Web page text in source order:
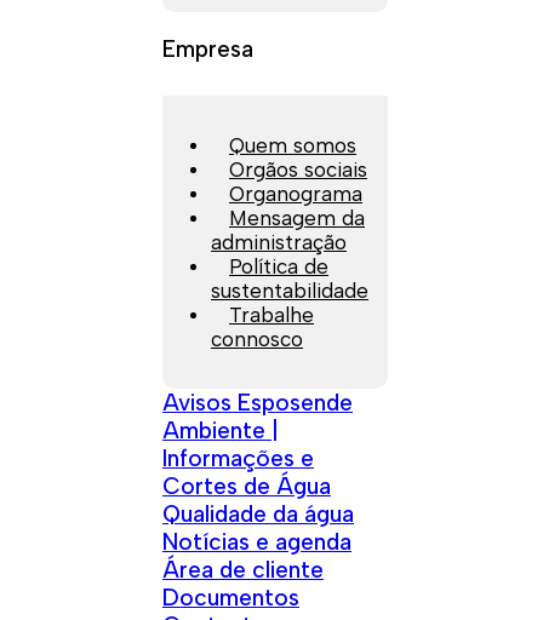
Empresa
Quem somos
Orgãos sociais
Organograma
Mensagem da
administração
Política de
sustentabilidade
Trabalhe
connosco
Avisos Esposende
Ambiente |
Informações e
Cortes de Água
Qualidade da água
Notícias e agenda
Área de cliente
Documentos